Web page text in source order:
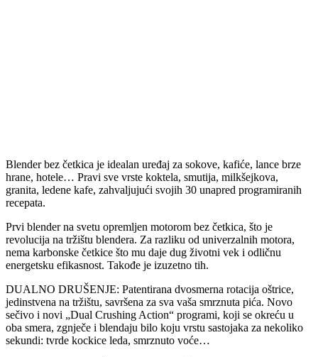
Blender bez četkica je idealan uređaj za sokove, kafiće, lance brze
hrane, hotele… Pravi sve vrste koktela, smutija, milkšejkova,
granita, ledene kafe, zahvaljujući svojih 30 unapred programiranih
recepata.
Prvi blender na svetu opremljen motorom bez četkica, što je
revolucija na tržištu blendera. Za razliku od univerzalnih motora,
nema karbonske četkice što mu daje dug životni vek i odličnu
energetsku efikasnost. Takođe je izuzetno tih.
DUALNO DRUŠENJE: Patentirana dvosmerna rotacija oštrice,
jedinstvena na tržištu, savršena za sva vaša smrznuta pića. Novo
sečivo i novi „Dual Crushing Action“ programi, koji se okreću u
oba smera, zgnječe i blendaju bilo koju vrstu sastojaka za nekoliko
sekundi: tvrde kockice leda, smrznuto voće…